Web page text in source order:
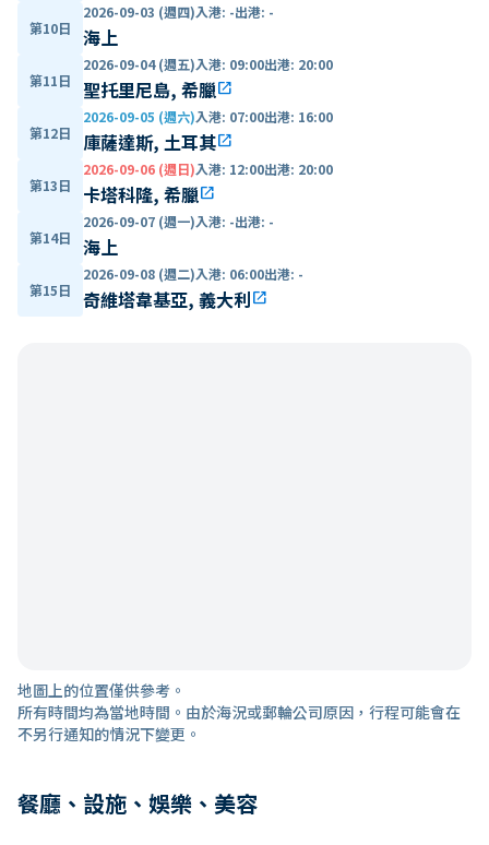
第10日
2026-09-03 (週四)入港: -出港: -
海上
第11日
2026-09-04 (週五)入港: 09:00出港: 20:00
聖托里尼島, 希臘open_in_new
第12日
2026-09-05 (週六)入港: 07:00出港: 16:00
庫薩達斯, 土耳其open_in_new
第13日
2026-09-06 (週日)入港: 12:00出港: 20:00
卡塔科隆, 希臘open_in_new
第14日
2026-09-07 (週一)入港: -出港: -
海上
第15日
2026-09-08 (週二)入港: 06:00出港: -
奇維塔韋基亞, 義大利open_in_new
地圖上的位置僅供參考。
所有時間均為當地時間。由於海況或郵輪公司原因，行程可能會在
不另行通知的情況下變更。
餐廳、設施、娛樂、美容